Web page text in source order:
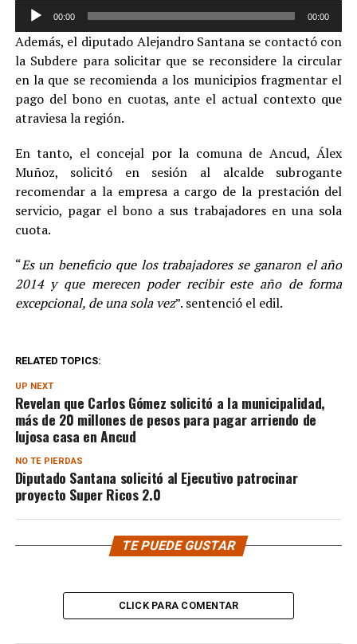
Reproductor
audio
00:00 00:00
Además, el diputado Alejandro Santana se contactó con
la Subdere para solicitar que se reconsidere la circular
en la que se recomienda a los municipios fragmentar el
pago del bono en cuotas, ante el actual contexto que
atraviesa la región.
En tanto, el concejal por la comuna de Ancud, Álex
Muñoz, solicitó en sesión al alcalde subrogante
recomendar a la empresa a cargo de la prestación del
servicio, pagar el bono a sus trabajadores en una sola
cuota.
“Es un beneficio que los trabajadores se ganaron el año
2014 y que merecen poder recibir este año de forma
excepcional, de una sola vez”. sentenció el edil.
RELATED TOPICS:
UP NEXT
Revelan que Carlos Gómez solicitó a la municipalidad,
más de 20 millones de pesos para pagar arriendo de
lujosa casa en Ancud
NO TE PIERDAS
Diputado Santana solicitó al Ejecutivo patrocinar
proyecto Super Ricos 2.0
TE PUEDE GUSTAR
CLICK PARA COMENTAR